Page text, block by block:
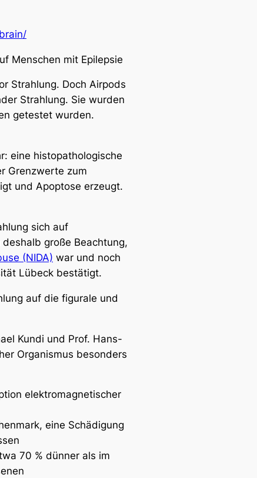
Menschen mit Epilepsie
Strahlung. Doch Airpods
Strahlung. Sie wurden
getestet wurden.
eine histopathologische
Grenzwerte zum
und Apoptose erzeugt.
sich auf
große Beachtung,
(NIDA) war und noch
Lübeck bestätigt.
auf die figurale und
Kundi und Prof. Hans-
Organismus besonders
elektromagnetischer
eine Schädigung
70 % dünner als im